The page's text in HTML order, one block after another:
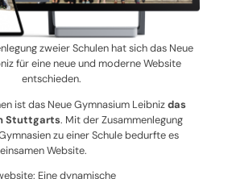
zweier Schulen hat sich das Neue
für eine neue und moderne Website
entschieden.
ist das Neue Gymnasium Leibnizdas
Stuttgarts. Mit der Zusammenlegung
zu einer Schule bedurfte es
Website.
Eine dynamische